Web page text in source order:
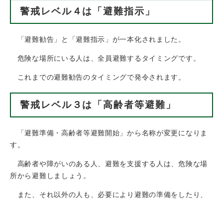
警戒レベル４は「避難指示」
「避難勧告」と「避難指示」が一本化されました。
危険な場所にいる人は、全員避難するタイミングです。
これまでの避難勧告のタイミングで発令されます。
警戒レベル３は「高齢者等避難」
「避難準備・高齢者等避難開始」から名称が変更になりま
す。
高齢者や障がいのある人、避難を支援する人は、危険な場
所から避難しましょう。
また、それ以外の人も、必要により避難の準備をしたり、